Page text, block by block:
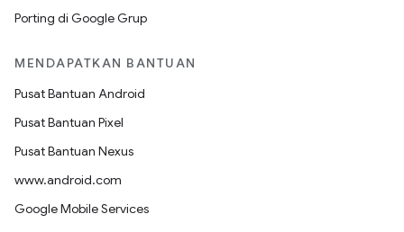
Porting di Google Grup
MENDAPATKAN BANTUAN
Pusat Bantuan Android
Pusat Bantuan Pixel
Pusat Bantuan Nexus
www.android.com
Google Mobile Services